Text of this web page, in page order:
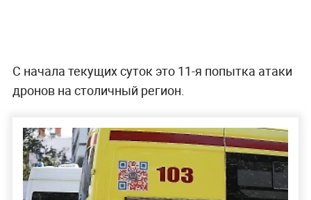
С начала текущих суток это 11-я попытка атаки
дронов на столичный регион.